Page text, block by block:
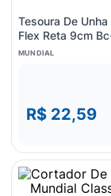
Tesoura De
Flex Reta 9cm
Unidade
MUNDIAL
R$ 22,59